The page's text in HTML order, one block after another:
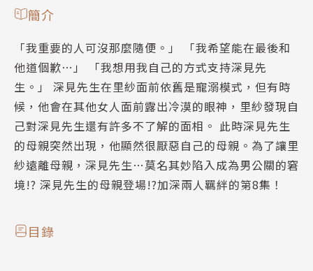
簡介
「我重要的人可沒那麼隨便。」 「我希望能在最後和
他道個歉…」 「我想用我自己的方式支持深見先
生。」 深見先生在里紗面前依舊是寵溺模式，但有時
候，他會在其他女人面前露出冷漠的眼神，里紗發現自
己對深見先生還有許多不了解的面相。 此時深見先生
的母親突然出現，他顯然很厭惡自己的母親。為了讓里
紗遠離母親，深見先生…莫名其妙陷入成為男公關的窘
境!? 深見先生的母親登場!?加深兩人羈絆的第8集！
目錄